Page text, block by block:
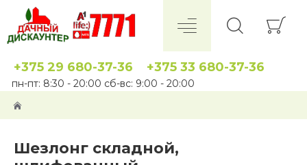
+375 29 680-37-36 +375 33 680-37-36
пн-пт: 8:30 - 20:00 сб-вс: 9:00 - 20:00
Шезлонг складной,